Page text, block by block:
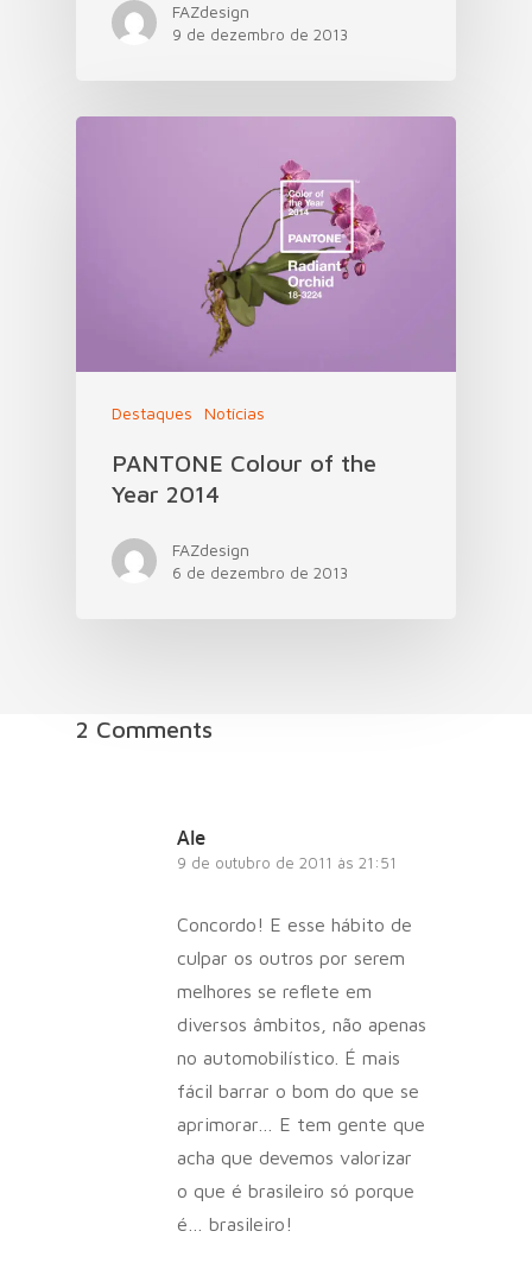
FAZdesign
9 de dezembro de 2013
Destaques Notícias
PANTONE Colour of the
Year 2014
FAZdesign
6 de dezembro de 2013
2 Comments
Ale
9 de outubro de 2011 às 21:51
Concordo! E esse hábito de
culpar os outros por serem
melhores se reflete em
diversos âmbitos, não apenas
no automobilístico. É mais
fácil barrar o bom do que se
aprimorar… E tem gente que
acha que devemos valorizar
o que é brasileiro só porque
é… brasileiro!